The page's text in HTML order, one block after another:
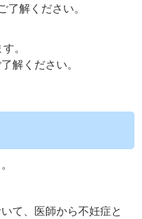
解ください。
。
解ください。
て、医師から不妊症と